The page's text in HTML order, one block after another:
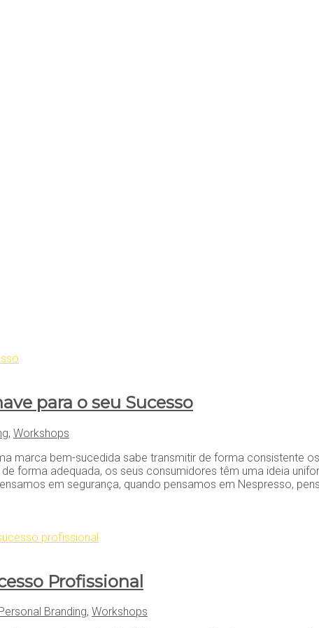
para o seu Sucesso
, Workshops
marca bem-sucedida sabe transmitir de forma consistente
forma adequada, os seus consumidores têm uma ideia
em segurança, quando pensamos em Nespresso,
Profissional
Personal Branding, Workshops